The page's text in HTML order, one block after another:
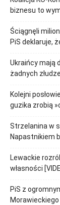
biznesu to
Ściągnęli
PiS deklaruje,
Ukraińcy mają
żadnych
Kolejni
guzika zrobią
Strzelanina w
Napastnikiem
Lewackie
własności
PiS z
Morawieckiego